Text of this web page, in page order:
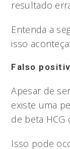
resultado
Entenda a
isso aconteça:
Falso
Apesar de
existe uma
de beta HCG
Isso pode